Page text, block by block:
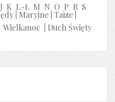
J K L-Ł M N O P R S
Maryjne Taize
Wielkanoc Duch Święty